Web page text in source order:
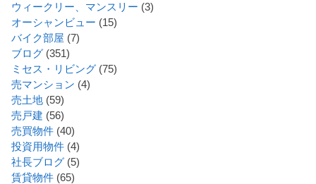
ウィークリー、マンスリー (3)
オーシャンビュー (15)
バイク部屋 (7)
ブログ (351)
ミセス・リビング (75)
売マンション (4)
売土地 (59)
売戸建 (56)
売買物件 (40)
投資用物件 (4)
社長ブログ (5)
賃貸物件 (65)